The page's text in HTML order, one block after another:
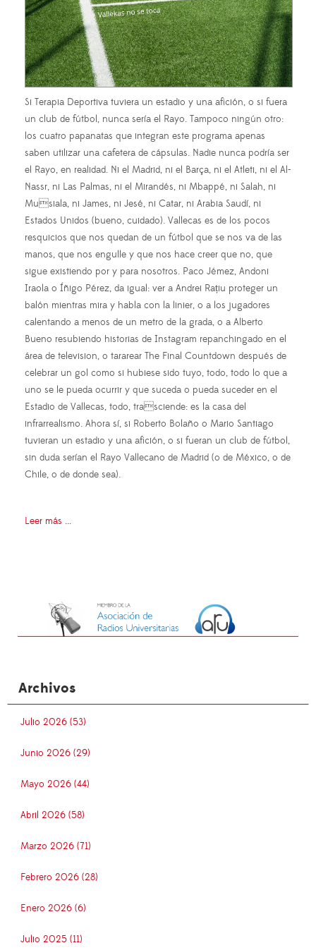
Si Terapia Deportiva tuviera un estadio y una afición, o si fuera
un club de fútbol, nunca sería el Rayo. Tampoco ningún otro:
los cuatro papanatas que integran este programa apenas
saben utilizar una cafetera de cápsulas. Nadie nunca podría ser
el Rayo, en realidad. Ni el Madrid, ni el Barça, ni el Atleti, ni el Al-
Nassr, ni Las Palmas, ni el Mirandés, ni Mbappé, ni Salah, ni
Musiala, ni James, ni Jesé, ni Catar, ni Arabia Saudí, ni
Estados Unidos (bueno, cuidado). Vallecas es de los pocos
resquicios que nos quedan de un fútbol que se nos va de las
manos, que nos engulle y que nos hace creer que no, que
sigue existiendo por y para nosotros. Paco Jémez, Andoni
Iraola o Íñigo Pérez, da igual: ver a Andrei Rațiu proteger un
balón mientras mira y habla con la linier, o a los jugadores
calentando a menos de un metro de la grada, o a Alberto
Bueno resubiendo historias de Instagram repanchingado en el
área de television, o tararear The Final Countdown después de
celebrar un gol como si hubiese sido tuyo, todo, todo lo que a
uno se le pueda ocurrir y que suceda o pueda suceder en el
Estadio de Vallecas, todo, trasciende: es la casa del
infrarrealismo. Ahora sí, si Roberto Bolaño o Mario Santiago
tuvieran un estadio y una afición, o si fueran un club de fútbol,
sin duda serían el Rayo Vallecano de Madrid (o de México, o de
Chile, o de donde sea).
Leer más ...
Archivos
Julio 2026 (53)
Junio 2026 (29)
Mayo 2026 (44)
Abril 2026 (58)
Marzo 2026 (71)
Febrero 2026 (28)
Enero 2026 (6)
Julio 2025 (11)